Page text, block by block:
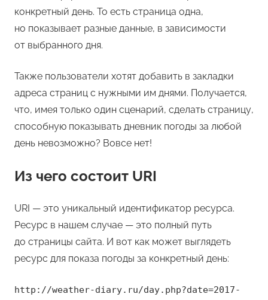
конкретный день. То есть страница одна,
но показывает разные данные, в зависимости
от выбранного дня.
Также пользователи хотят добавить в закладки
адреса страниц с нужными им днями. Получается,
что, имея только один сценарий, сделать страницу,
способную показывать дневник погоды за любой
день невозможно? Вовсе нет!
Из чего состоит URI
URI — это уникальный идентификатор ресурса.
Ресурс в нашем случае — это полный путь
до страницы сайта. И вот как может выглядеть
ресурс для показа погоды за конкретный день:
http://weather-diary.ru/day.php?date=2017-